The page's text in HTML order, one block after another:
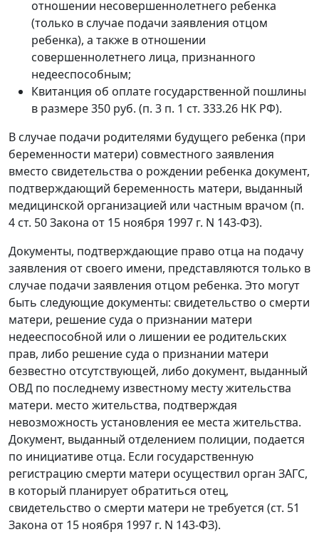
отношении несовершеннолетнего ребенка
(только в случае подачи заявления отцом
ребенка), а также в отношении
совершеннолетнего лица, признанного
недееспособным;
Квитанция об оплате государственной пошлины
в размере 350 руб. (п. 3 п. 1 ст. 333.26 НК РФ).
В случае подачи родителями будущего ребенка (при
беременности матери) совместного заявления
вместо свидетельства о рождении ребенка документ,
подтверждающий беременность матери, выданный
медицинской организацией или частным врачом (п.
4 ст. 50 Закона от 15 ноября 1997 г. N 143-ФЗ).
Документы, подтверждающие право отца на подачу
заявления от своего имени, представляются только в
случае подачи заявления отцом ребенка. Это могут
быть следующие документы: свидетельство о смерти
матери, решение суда о признании матери
недееспособной или о лишении ее родительских
прав, либо решение суда о признании матери
безвестно отсутствующей, либо документ, выданный
ОВД по последнему известному месту жительства
матери. место жительства, подтверждая
невозможность установления ее места жительства.
Документ, выданный отделением полиции, подается
по инициативе отца. Если государственную
регистрацию смерти матери осуществил орган ЗАГС,
в который планирует обратиться отец,
свидетельство о смерти матери не требуется (ст. 51
Закона от 15 ноября 1997 г. N 143-ФЗ).